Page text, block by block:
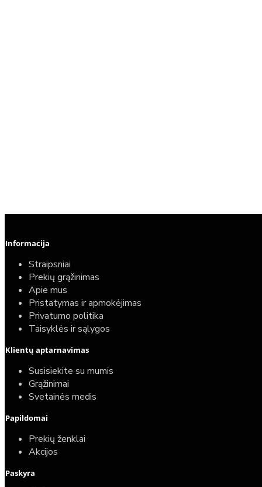
Informacija
Straipsniai
Prekių grąžinimas
Apie mus
Pristatymas ir apmokėjimas
Privatumo politika
Taisyklės ir sąlygos
Klientų aptarnavimas
Susisiekite su mumis
Grąžinimai
Svetainės medis
Papildomai
Prekių ženklai
Akcijos
Paskyra